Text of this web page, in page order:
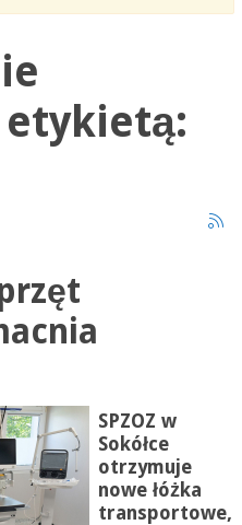
etykietą:
SPZOZ w
Sokółce
otrzymuje
nowe łóżka
transportowe,